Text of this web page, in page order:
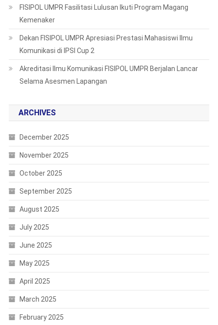
FISIPOL UMPR Fasilitasi Lulusan Ikuti Program Magang
Kemenaker
Dekan FISIPOL UMPR Apresiasi Prestasi Mahasiswi Ilmu
Komunikasi di IPSI Cup 2
Akreditasi Ilmu Komunikasi FISIPOL UMPR Berjalan Lancar
Selama Asesmen Lapangan
ARCHIVES
December 2025
November 2025
October 2025
September 2025
August 2025
July 2025
June 2025
May 2025
April 2025
March 2025
February 2025